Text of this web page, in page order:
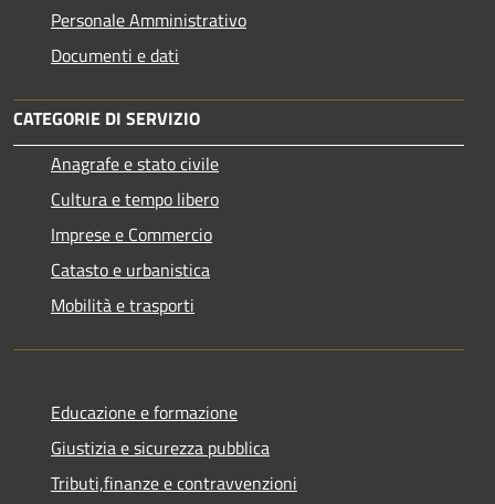
Personale Amministrativo
Documenti e dati
CATEGORIE DI SERVIZIO
Anagrafe e stato civile
Cultura e tempo libero
Imprese e Commercio
Catasto e urbanistica
Mobilità e trasporti
Educazione e formazione
Giustizia e sicurezza pubblica
Tributi,finanze e contravvenzioni